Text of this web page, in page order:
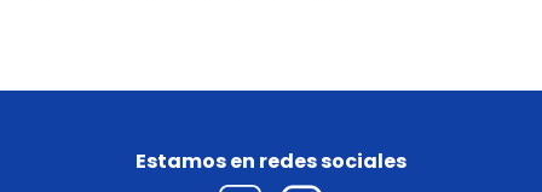
Estamos en redes sociales